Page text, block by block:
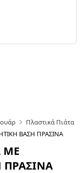
Πλαστικά Πιάτα
ΒΑΣΗ ΠΡΑΣΙΝΑ
ΜΕ
ΠΡΑΣΙΝΑ